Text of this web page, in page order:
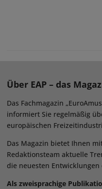
Über EAP – das
Das Fachmagazin
informiert Sie regelmäßig
europäischen
Das Magazin bietet Ihnen
Redaktionsteam aktuelle
die neuesten Entwicklungen
Als zweisprachige